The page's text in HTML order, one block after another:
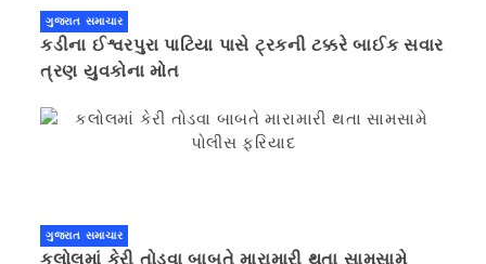
ગુજરાત સમાચાર
કડીના ઈશ્વરપુરા પાટિયા પાસે ટ્રકની ટક્કરે બાઈક સવાર
ત્રણ યુવકોના મોત
ગુજરાત સમાચાર
કલોલમાં કેરી તોડવા બાબતે મારામારી થતા સામસામે